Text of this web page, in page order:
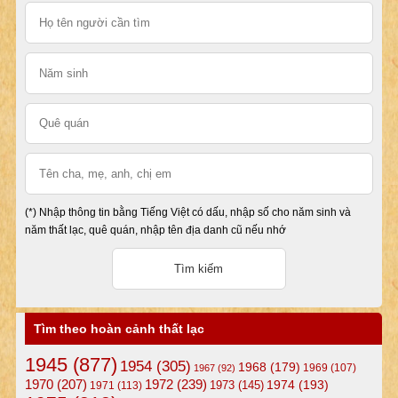
(*) Nhập thông tin bằng Tiếng Việt có dấu, nhập số cho năm sinh và
năm thất lạc, quê quán, nhập tên địa danh cũ nếu nhớ
Tìm theo hoàn cảnh thất lạc
1945(877) 1954(305) 1967(92) 1968(179) 1969 (107)
1970(207) 1971 (113) 1972(239) 1973(145) 1974(193)